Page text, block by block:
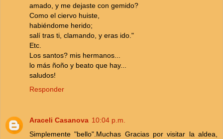
amado, y me dejaste con gemido?
Como el ciervo huiste,
habiéndome herido;
salí tras ti, clamando, y eras ido."
Etc.
Los santos? mis hermanos...
lo más ñoño y beato que hay...
saludos!
Responder
Araceli Casanova 10:04 p.m.
Simplemente "bello".Muchas Gracias por visitar la aldea,